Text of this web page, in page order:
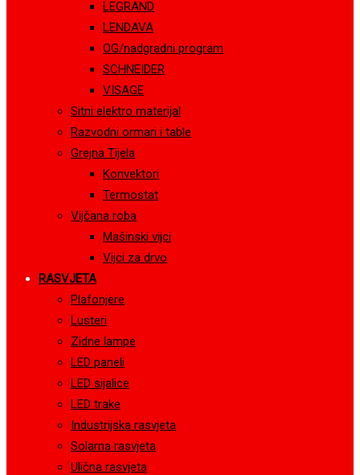
LEGRAND
LENDAVA
OG/nadgradni program
SCHNEIDER
VISAGE
Sitni elektro materijal
Razvodni ormari i table
Grejna Tijela
Konvektori
Termostat
Vijčana roba
Mašinski vijci
Vijci za drvo
RASVJETA
Plafonjere
Lusteri
Zidne lampe
LED paneli
LED sijalice
LED trake
Industrijska rasvjeta
Solarna rasvjeta
Ulična rasvjeta